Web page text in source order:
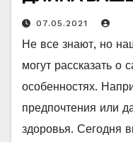
07.05.2021
Не все знают, но
могут рассказать о
особенностях.
предпочтения или
здоровья. Сегодня